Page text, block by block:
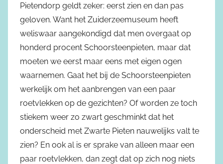
Pietendorp geldt zeker: eerst zien en dan pas
geloven. Want het Zuiderzeemuseum heeft
weliswaar aangekondigd dat men overgaat op
honderd procent Schoorsteenpieten, maar dat
moeten we eerst maar eens met eigen ogen
waarnemen. Gaat het bij de Schoorsteenpieten
werkelijk om het aanbrengen van een paar
roetvlekken op de gezichten? Of worden ze toch
stiekem weer zo zwart geschminkt dat het
onderscheid met Zwarte Pieten nauwelijks valt te
zien? En ook al is er sprake van alleen maar een
paar roetvlekken, dan zegt dat op zich nog niets